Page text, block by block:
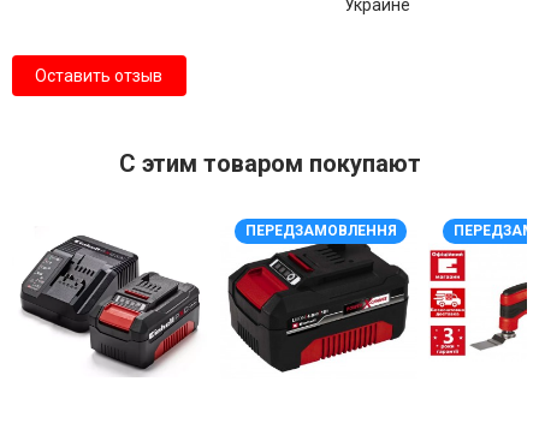
Украине
Оставить отзыв
С этим товаром покупают
ПЕРЕДЗАМОВЛЕННЯ